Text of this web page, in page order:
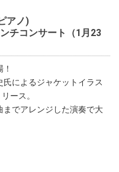
アノ)
チコンサート（1月23
によるジャケットイラス
ース。
までアレンジした演奏で大